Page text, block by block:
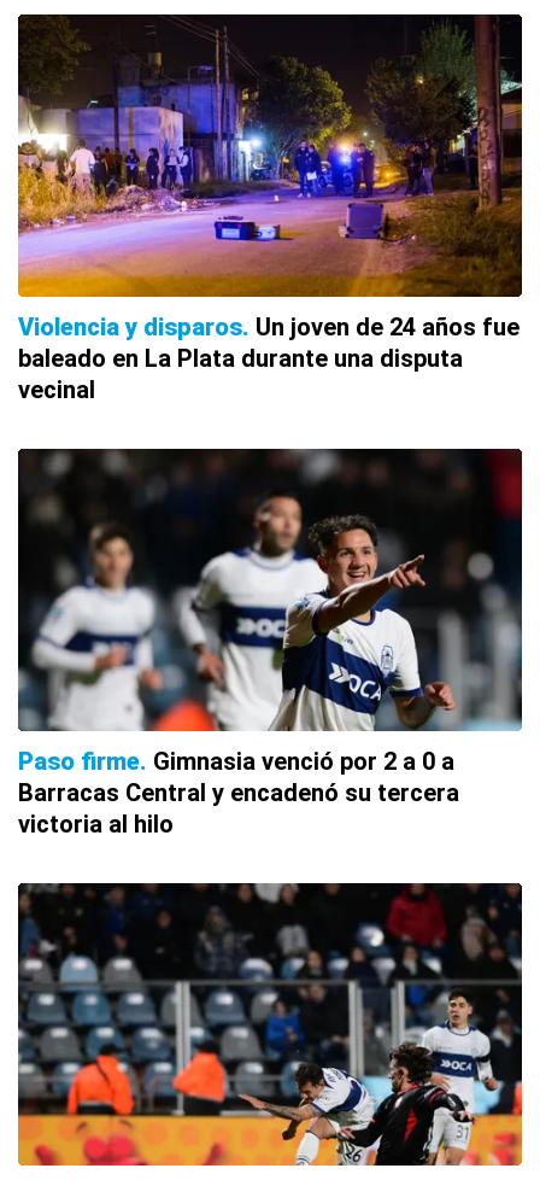
Violencia y disparos Un joven de 24 años fue
baleado en La Plata durante una disputa
vecinal
Paso firme Gimnasia venció por 2 a 0 a
Barracas Central y encadenó su tercera
victoria al hilo